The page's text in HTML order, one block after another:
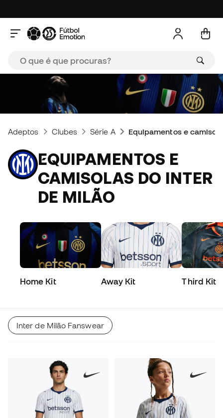
Adeptos Clubes Série A Equipamentos e
EQUIPAMENTOS E
CAMISOLAS DO INTER
DE MILÃO
Home Kit Away Kit Third Kit
Inter de Milão Fanswear